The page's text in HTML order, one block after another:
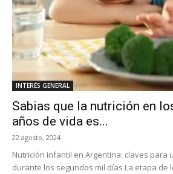
INTERÉS GENERAL
Sabias que la nutrición en
años de vida es...
22 agosto, 2024
Nutrición infantil en Argentina: claves para
durante los segundos mil días La etapa de